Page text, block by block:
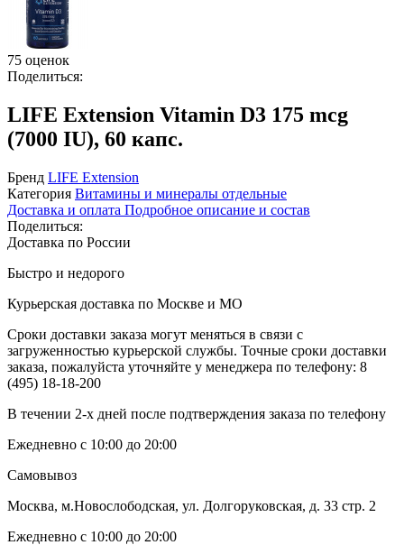
75 оценок
Поделиться:
LIFE Extension Vitamin D3 175 mcg
(7000 IU), 60 капс.
Бренд LIFE Extension
Категория Витамины и минералы отдельные
Доставка и оплата Подробное описание и состав
Поделиться:
Доставка по России
Быстро и недорого
Курьерская доставка по Москве и МО
Сроки доставки заказа могут меняться в связи с
загруженностью курьерской службы. Точные сроки доставки
заказа, пожалуйста уточняйте у менеджера по телефону: 8
(495) 18-18-200
В течении 2-х дней после подтверждения заказа по телефону
Ежедневно с 10:00 до 20:00
Самовывоз
Москва, м.Новослободская, ул. Долгоруковская, д. 33 стр. 2
Ежедневно с 10:00 до 20:00